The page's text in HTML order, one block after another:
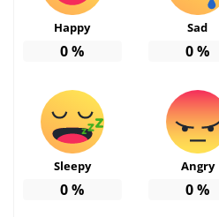
Happy
0%
Sad
0%
Sleepy
0%
Angry
0%